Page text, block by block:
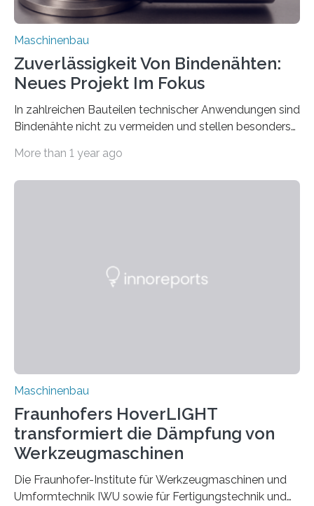
Maschinenbau
Zuverlässigkeit Von Bindenähten:
Neues Projekt Im Fokus
In zahlreichen Bauteilen technischer Anwendungen sind
Bindenähte nicht zu vermeiden und stellen besonders
Matrixmaterials eine große Herausforderung dar.
Durch den verstärkten Einsatz von Rezyklaten
More than 1 year ago
Maschinenbau
Fraunhofers HoverLIGHT
transformiert die Dämpfung von
Werkzeugmaschinen
Die Fraunhofer-Institute für Werkzeugmaschinen und
Umformtechnik IWU sowie für Fertigungstechnik und